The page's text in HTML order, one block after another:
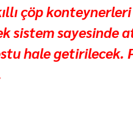
çöp
sistem sayesinde
hale getirilecek.